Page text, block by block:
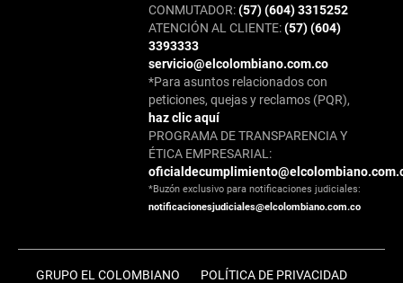
CONMUTADOR:(57) (604) 3315252
ATENCIÓN AL CLIENTE:(57) (604)
3393333
servicio@elcolombiano.com.co
*Para asuntos relacionados con
peticiones, quejas y reclamos (PQR),
haz clic aquí
PROGRAMA DE TRANSPARENCIA Y
ÉTICA EMPRESARIAL:
*Buzón exclusivo para notificaciones judiciales:
notificacionesjudiciales@elcolombiano.com.co
GRUPO EL COLOMBIANO POLÍTICA DE PRIVACIDAD